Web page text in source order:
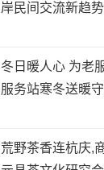
岸民间交流新趋势
冬日暖人心 为老
服务站寒冬送暖
荒野茶香连杭庆